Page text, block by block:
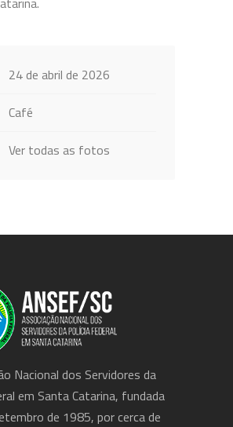
24 de abril de 2026
Café
Ver todas as fotos
Nacional dos Servidores da
em Santa Catarina, fundada
de 1985, por cerca de